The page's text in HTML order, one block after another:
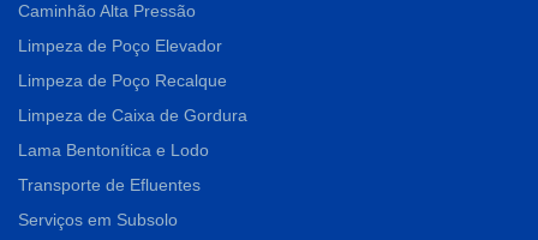
Caminhão Alta Pressão
Limpeza de Poço Elevador
Limpeza de Poço Recalque
Limpeza de Caixa de Gordura
Lama Bentonítica e Lodo
Transporte de Efluentes
Serviços em Subsolo